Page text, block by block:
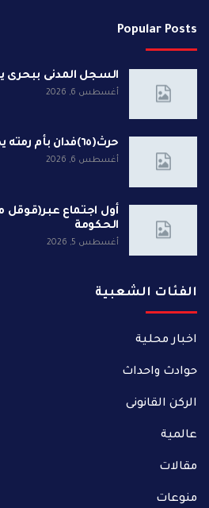
Popular Posts
السجل المدنى ببحرى
أغسطس 6, 2026
حرث(٦٥)فدان بأم رمته يدعم من الزكاة بالمحلية
أغسطس 6, 2026
أول اجتماع عبر(قوقل
الحكومة
أغسطس 5, 2026
الفئات الشعبية
اخبار محلية
حوادث واحداث
الركن القانونى
عالمية
مقالات
منوعات